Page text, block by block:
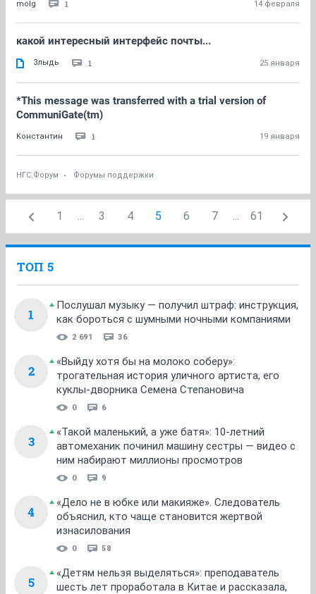
molg 1 14 февраля
какой интересный интерфейс почты...
Злыдь 1 25 января
*This message was transferred with a trial version of
CommuniGate(tm)
Kонстантин 1 19 января
НГС.Форум Форумы поддержки
1 ... 3 4 5 6 7 ... 61
ТОП 5
1
Послушал музыку — получил штраф: инструкция,
как бороться с шумными ночными компаниями
2 691 36
2
«Выйду хотя бы на молоко соберу»:
трогательная история уличного артиста, его
куклы-дворника Семена Степановича
0 6
3
«Такой маленький, а уже батя»: 10-летний
автомеханик починил машину сестры — видео с
ним набирают миллионы просмотров
0 9
4
«Дело не в юбке или макияже». Следователь
объяснил, кто чаще становится жертвой
изнасилования
0 58
5
«Детям нельзя выделяться»: преподаватель
шесть лет проработала в Китае и рассказала,